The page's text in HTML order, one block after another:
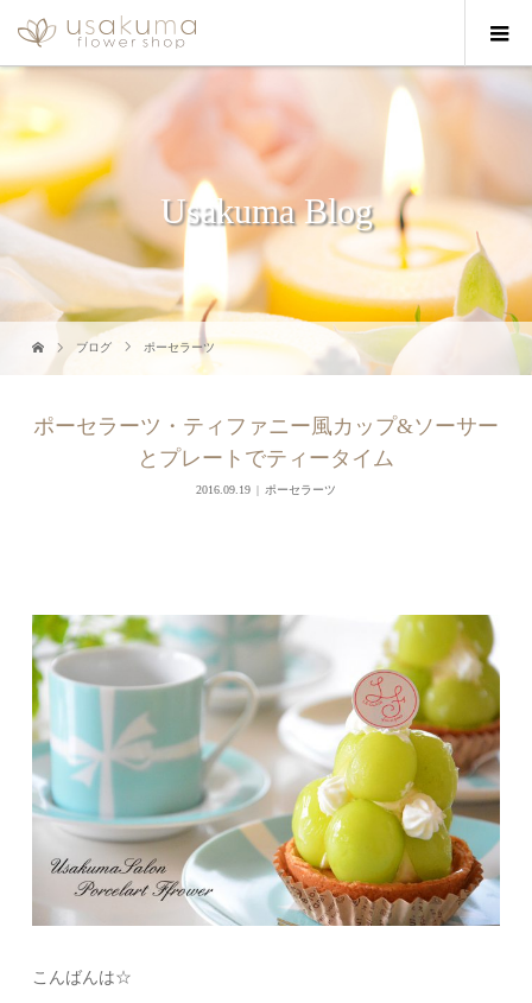
Usakuma Blog
ブログ ポーセラーツ
ポーセラーツ・ティファニー風カップ&ソーサー
とプレートでティータイム
2016.09.19 ポーセラーツ
こんばんは☆